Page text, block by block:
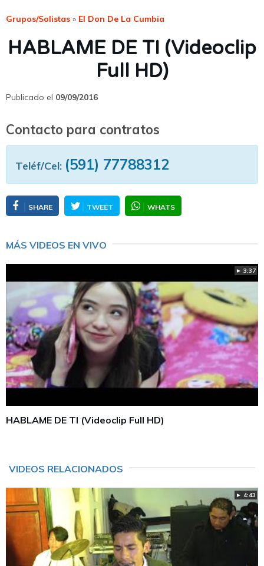
Grupos/Solistas » El Don De La Cumbia
HABLAME DE TI (Videoclip
Full HD)
Publicado el 09/09/2016
Contacto para contratos
Teléf/Cel: (591) 77788312
SHARE TWEET WHATS
MÁS VIDEOS EN VIVO
► 3:37
HABLAME DE TI (Videoclip Full HD)
VIDEOS RELACIONADOS
► 4:43